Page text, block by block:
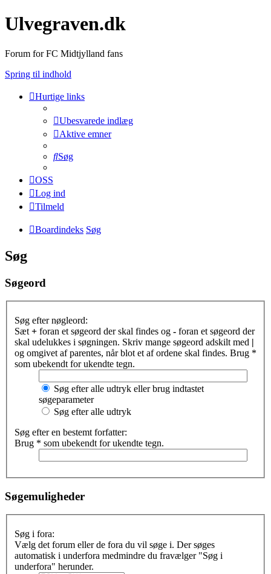
Ulvegraven.dk
Forum for FC Midtjylland fans
Spring til indhold
Hurtige links
Ubesvarede indlæg
Aktive emner
Søg
OSS
Log ind
Tilmeld
Boardindeks Søg
Søg
Søgeord
Søg efter nøgleord:
Sæt + foran et søgeord der skal findes og - foran et søgeord der
skal udelukkes i søgningen. Skriv mange søgeord adskilt med |
og omgivet af parentes, når blot et af ordene skal findes. Brug *
som ubekendt for ukendte tegn.
Søg efter alle udtryk eller brug indtastet
søgeparameter
Søg efter alle udtryk
Søg efter en bestemt forfatter:
Brug * som ubekendt for ukendte tegn.
Søgemuligheder
Søg i fora:
Vælg det forum eller de fora du vil søge i. Der søges
automatisk i underfora medmindre du fravælger "Søg i
underfora" herunder.